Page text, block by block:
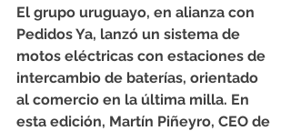
El grupo uruguayo, en alianza con
Pedidos Ya, lanzó un sistema de
motos eléctricas con estaciones de
intercambio de baterías, orientado
al comercio en la última milla. En
esta edición, Martín Piñeyro, CEO de